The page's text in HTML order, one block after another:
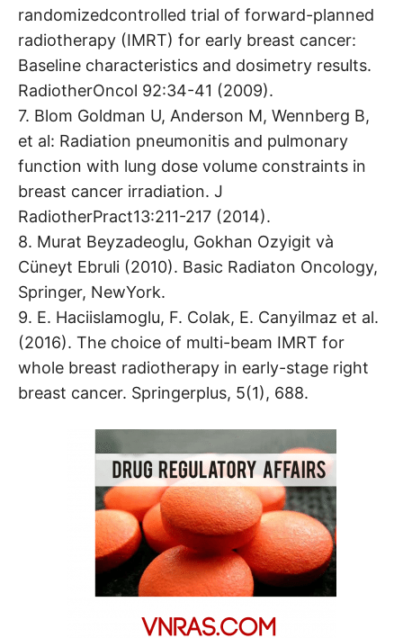
randomizedcontrolled trial of forward-planned
radiotherapy (IMRT) for early breast cancer:
Baseline characteristics and dosimetry results.
RadiotherOncol 92:34-41 (2009).
7. Blom Goldman U, Anderson M, Wennberg B,
et al: Radiation pneumonitis and pulmonary
function with lung dose volume constraints in
breast cancer irradiation. J
RadiotherPract13:211-217 (2014).
8. Murat Beyzadeoglu, Gokhan Ozyigit và
Cüneyt Ebruli (2010). Basic Radiaton Oncology,
Springer, NewYork.
9. E. Haciislamoglu, F. Colak, E. Canyilmaz et al.
(2016). The choice of multi-beam IMRT for
whole breast radiotherapy in early-stage right
breast cancer. Springerplus, 5(1), 688.